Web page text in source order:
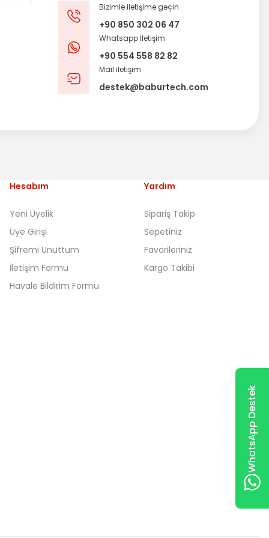
Bizimle iletişime geçin
+90 850 302 06 47
Whatsapp İletişim
+90 554 558 82 82
Mail iletişim
destek@baburtech.com
Hesabım
Yeni Üyelik
Üye Girişi
Şifremi Unuttum
İletişim Formu
Havale Bildirim Formu
Yardım
Sipariş Takip
Sepetiniz
Favorileriniz
Kargo Takibi
WhatsApp Destek